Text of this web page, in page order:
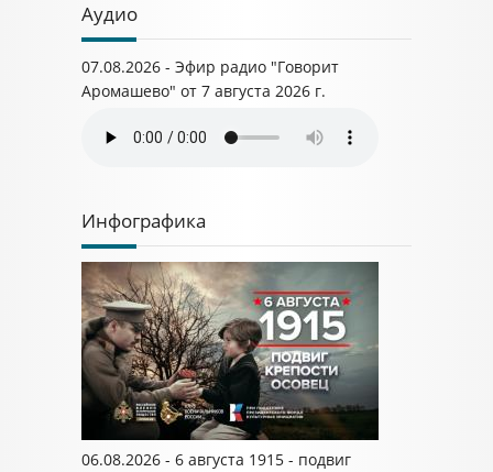
Аудио
07.08.2026 - Эфир радио "Говорит
Аромашево" от 7 августа 2026 г.
Инфографика
06.08.2026 - 6 августа 1915 - подвиг